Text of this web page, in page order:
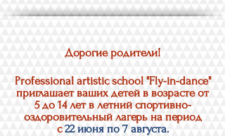
Дорогие родители!
Professional artistic school "Fly-in-dance"
приглашает ваших детей в возрасте от
5 до 14 лет в летний спортивно-
оздоровительный лагерь на период
с22 июня по 7 августа.